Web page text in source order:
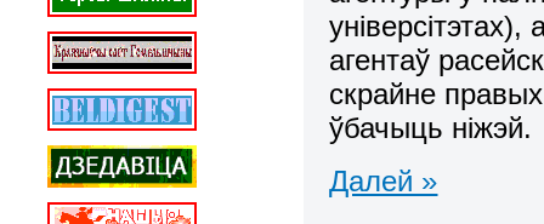
агентаў
скрайне
ўбачыць ніжэй.
Далей »